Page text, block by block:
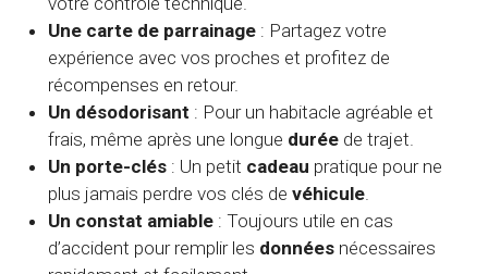
Une carte de parrainage : Partagez votre
expérience avec vos proches et profitez de
récompenses en retour.
Un désodorisant : Pour un habitacle agréable et
frais, même après une longue durée de trajet.
Un porte-clés : Un petit cadeau pratique pour ne
plus jamais perdre vos clés de véhicule.
Un constat amiable : Toujours utile en cas
d’accident pour remplir les données nécessaires